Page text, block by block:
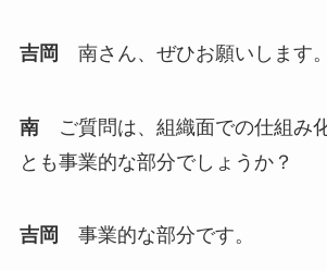
吉岡 南さん、ぜひお願いします。
南ご質問は、組織面での仕組み
とも事業的な部分でしょうか？
吉岡 事業的な部分です。